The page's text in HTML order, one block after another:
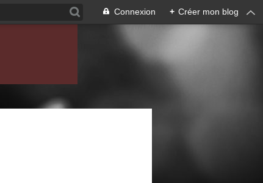
Connexion + Créer mon blog